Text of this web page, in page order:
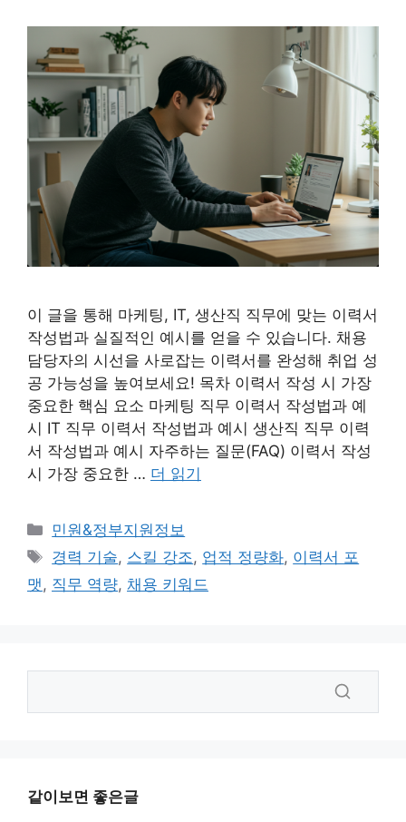
이 글을 통해 마케팅, IT, 생산직 직무에 맞는 이력서
작성법과 실질적인 예시를 얻을 수 있습니다. 채용
담당자의 시선을 사로잡는 이력서를 완성해 취업 성
공 가능성을 높여보세요! 목차 이력서 작성 시 가장
중요한 핵심 요소 마케팅 직무 이력서 작성법과 예
시 IT 직무 이력서 작성법과 예시 생산직 직무 이력
서 작성법과 예시 자주하는 질문(FAQ) 이력서 작성
시 가장 중요한 … 더 읽기
카
테
고
리
민원&정부지원정보
태
그
경력 기술, 스킬 강조, 업적 정량화, 이력서 포
맷 , 직무 역량, 채용 키워드
같이보면 좋은글